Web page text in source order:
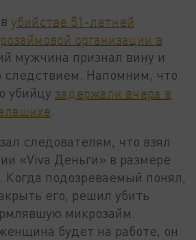
вубийстве 51-летней
организации в
мужчина признал вину и
следствием. Напомним, что
убийцу задержали вчера в
следователям, что взял
«Viva Деньги» в размере
Когда подозреваемый понял,
его, решил убить
микрозайм.
будет на работе, он